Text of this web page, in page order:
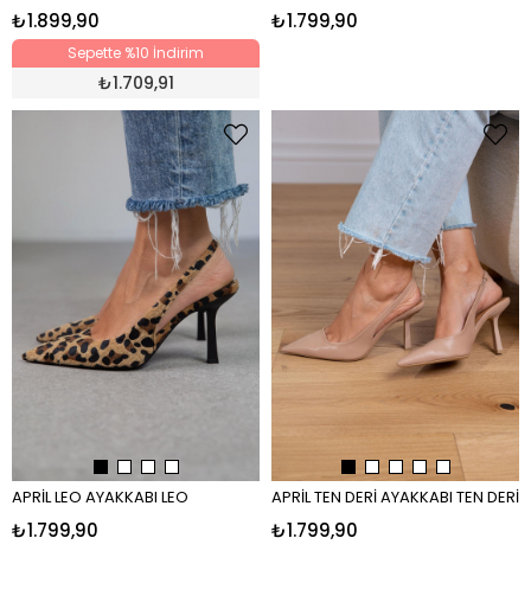
₺1.899,90
Sepette %10 İndirim
₺1.709,91
₺1.799,90
APRİL LEO AYAKKABI LEO
₺1.799,90
APRİL TEN DERİ AYAKKABI TEN DERİ
₺1.799,90